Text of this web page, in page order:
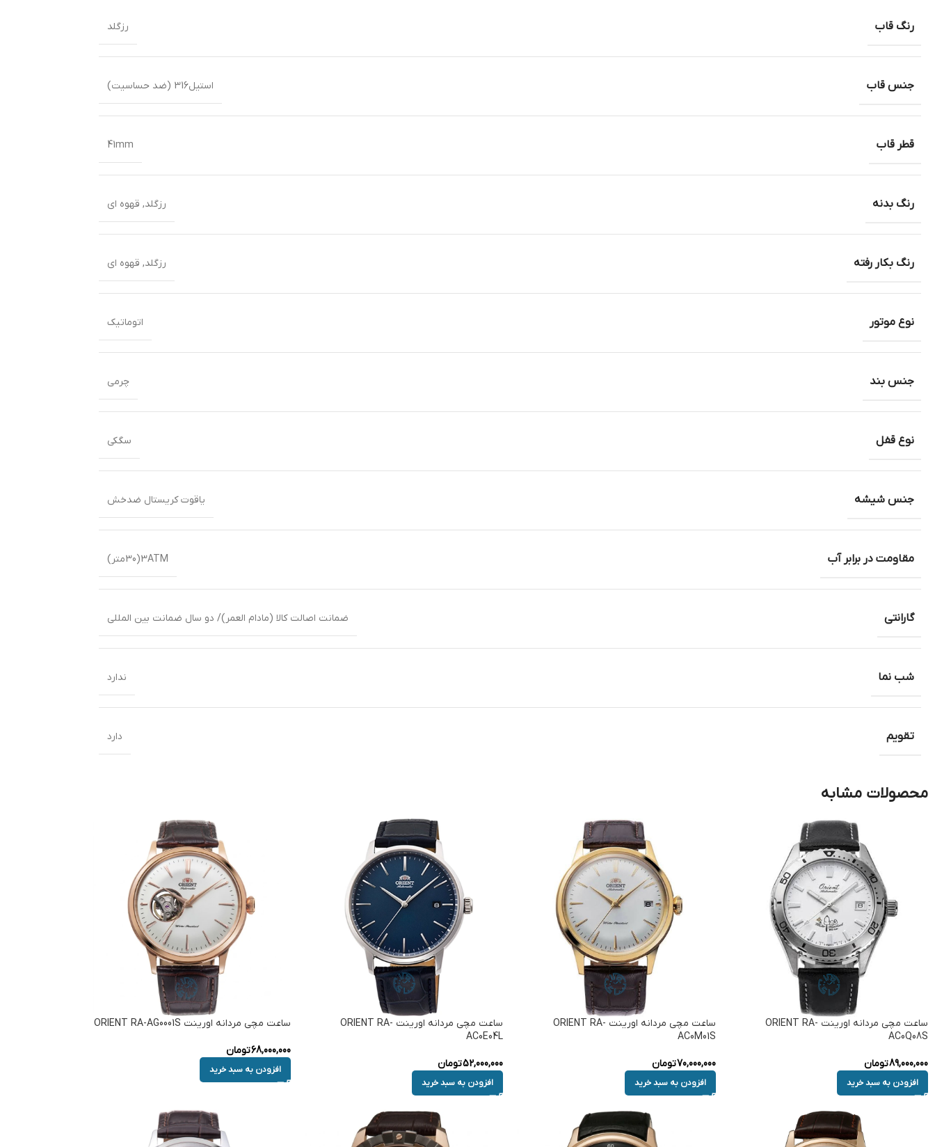
رنگ قاب رزگلد
جنس قاب استیل316 (ضد حساسیت)
قطر قاب 41mm
رنگ بدنه رزگلد, قهوه ای
رنگ بکار رفته رزگلد, قهوه ای
نوع موتور اتوماتیک
جنس بند چرمی
نوع قفل سگکی
جنس شیشه یاقوت کریستال ضدخش
مقاومت در برابر آب 3ATM(30متر)
گارانتی ضمانت اصالت کالا (مادام العمر)/ دو سال ضمانت بین المللی
شب نما ندارد
تقویم دارد
محصولات مشابه
ساعت مچی مردانه اورینت ORIENT RA-
AC0Q08S
89,000,000تومان
افزودن به سبد خرید
ساعت مچی مردانه اورینت ORIENT RA-
AC0M01S
70,000,000تومان
افزودن به سبد خرید
ساعت مچی مردانه اورینت ORIENT RA-
AC0E04L
52,000,000تومان
افزودن به سبد خرید
ساعت مچی مردانه اورینت ORIENT RA-AG0001S
68,000,000تومان
افزودن به سبد خرید